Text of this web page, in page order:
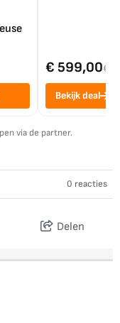
€ 599,00€
Bekijk deal
via de partner.
0 reacties
Delen